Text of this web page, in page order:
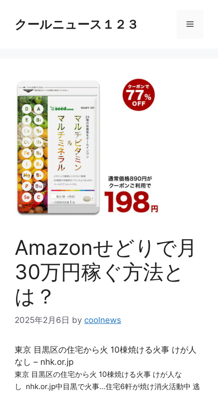
クールニュース１２３ メ
Amazonせどりで月
30万円稼ぐ方法と
は？
2025年2月6日 by coolnews
東京 目黒区の住宅から火 10棟焼ける火事 けが人
なし – nhk.or.jp
東京 目黒区の住宅から火 10棟焼ける火事 けが人な
し nhk.or.jp中目黒で火事…住宅6軒が焼け消火活動中 逃